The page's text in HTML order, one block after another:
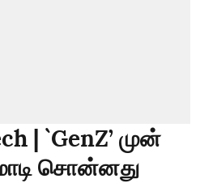
| `GenZ’ முன்
சொன்னது